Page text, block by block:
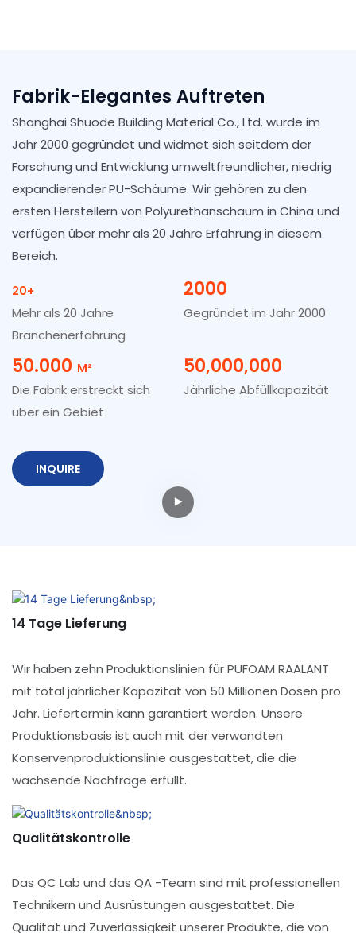
Fabrik-Elegantes Auftreten
Shanghai Shuode Building Material Co., Ltd. wurde im
Jahr 2000 gegründet und widmet sich seitdem der
Forschung und Entwicklung umweltfreundlicher, niedrig
expandierender PU-Schäume. Wir gehören zu den
ersten Herstellern von Polyurethanschaum in China und
verfügen über mehr als 20 Jahre Erfahrung in diesem
Bereich.
20+
Mehr als 20 Jahre
Branchenerfahrung
2000
Gegründet im Jahr 2000
50.000 M²
Die Fabrik erstreckt sich
über ein Gebiet
50,000,000
Jährliche Abfüllkapazität
INQUIRE
14 Tage Lieferung
Wir haben zehn Produktionslinien für PUFOAM RAALANT
mit total jährlicher Kapazität von 50 Millionen Dosen pro
Jahr. Liefertermin kann garantiert werden. Unsere
Produktionsbasis ist auch mit der verwandten
Konservenproduktionslinie ausgestattet, die die
wachsende Nachfrage erfüllt.
Qualitätskontrolle
Das QC Lab und das QA -Team sind mit professionellen
Technikern und Ausrüstungen ausgestattet. Die
Qualität und Zuverlässigkeit unserer Produkte, die von